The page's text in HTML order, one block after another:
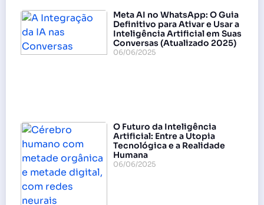
Meta AI no WhatsApp: O Guia
Definitivo para Ativar e Usar a
Inteligência Artificial em Suas
Conversas (Atualizado 2025)
06/06/2025
O Futuro da Inteligência
Artificial: Entre a Utopia
Tecnológica e a Realidade
Humana
06/06/2025